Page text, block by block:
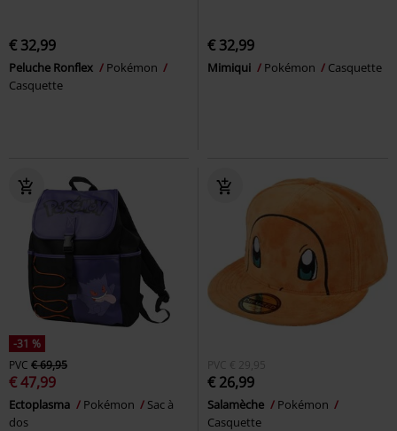
€ 32,99
Peluche Ronflex
Pokémon
Casquette
€ 32,99
Mimiqui Pokémon Casquette
-31 %
PVC € 69,95
€ 47,99
Ectoplasma Pokémon
Sac à
dos
PVC € 29,95
€ 26,99
Salamèche
Pokémon
Casquette